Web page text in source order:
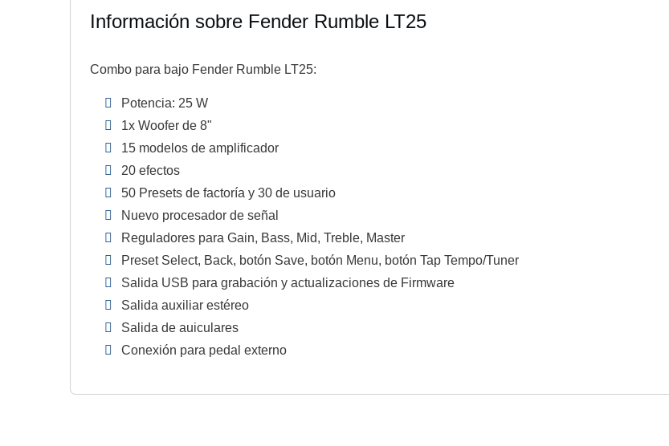
Información sobre Fender Rumble LT25
Combo para bajo Fender Rumble LT25:
Potencia: 25 W
1x Woofer de 8"
15 modelos de amplificador
20 efectos
50 Presets de factoría y 30 de usuario
Nuevo procesador de señal
Reguladores para Gain, Bass, Mid, Treble, Master
Preset Select, Back, botón Save, botón Menu, botón Tap Tempo/Tuner
Salida USB para grabación y actualizaciones de Firmware
Salida auxiliar estéreo
Salida de auiculares
Conexión para pedal externo